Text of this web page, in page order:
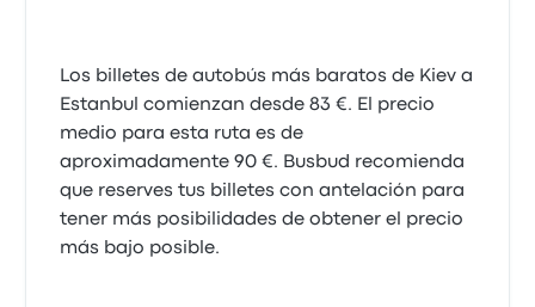
Los billetes de autobús más baratos de Kiev a
Estanbul comienzan desde 83 €. El precio
medio para esta ruta es de
aproximadamente 90 €. Busbud recomienda
que reserves tus billetes con antelación para
tener más posibilidades de obtener el precio
más bajo posible.